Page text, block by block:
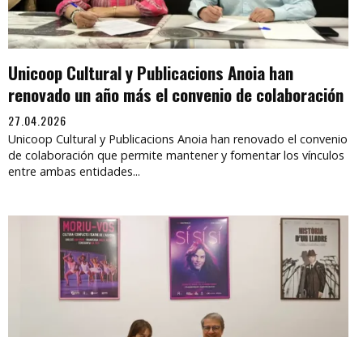
Unicoop Cultural y Publicacions Anoia han
renovado un año más el convenio de colaboración
27.04.2026
Unicoop Cultural y Publicacions Anoia han renovado el convenio
de colaboración que permite mantener y fomentar los vínculos
entre ambas entidades...